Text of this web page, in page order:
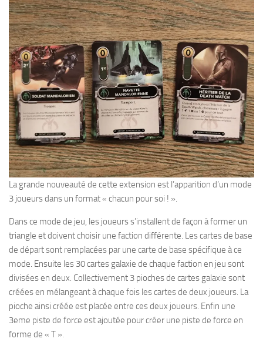
La grande nouveauté de cette extension est l’apparition d’un mode
3 joueurs dans un format « chacun pour soi ! ».
Dans ce mode de jeu, les joueurs s’installent de façon à former un
triangle et doivent choisir une faction différente. Les cartes de base
de départ sont remplacées par une carte de base spécifique à ce
mode. Ensuite les 30 cartes galaxie de chaque faction en jeu sont
divisées en deux. Collectivement 3 pioches de cartes galaxie sont
créées en mélangeant à chaque fois les cartes de deux joueurs. La
pioche ainsi créée est placée entre ces deux joueurs. Enfin une
3eme piste de force est ajoutée pour créer une piste de force en
forme de « T ».